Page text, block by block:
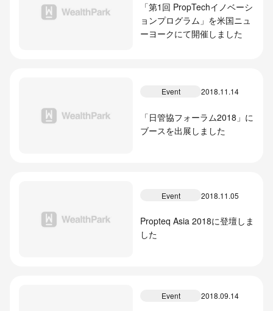
「第1回 PropTechイノベーシ
ョンプログラム」を米国ニュ
ーヨークにて開催しました
Event 2018.11.14
「日管協フォーラム2018」に
ブースを出展しました
Event 2018.11.05
Propteq Asia 2018に登壇しま
した
Event 2018.09.14